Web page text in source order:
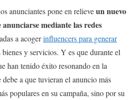
anunciantes pone en relieveun nuevo
mediante las redes
a acogerinfluencers para generar
bienes y servicios. Y es que durante el
han tenido éxito resonando en la
a que tuvieran el anuncio más
populares en su campaña, sino por su